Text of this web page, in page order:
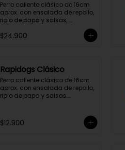
Perro caliente clásico de 16cm
aprox. con ensalada de repollo,
ripio de papa y salsas,
bebida a elección. (Hot Dog)
$24.900
Rapidogs Clásico
Perro caliente clásico de 16cm
aprox. con ensalada de repollo,
ripio de papa y salsas.
$12.900